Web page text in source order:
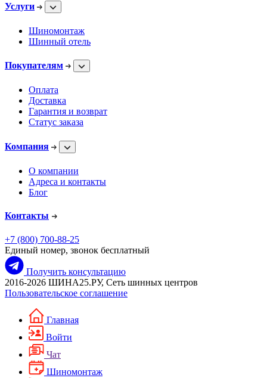
Услуги
Шиномонтаж
Шинный отель
Покупателям
Оплата
Доставка
Гарантия и возврат
Статус заказа
Компания
О компании
Адреса и контакты
Блог
Контакты
+7 (800) 700-88-25
Единый номер, звонок бесплатный
Получить консультацию
2016-2026 ШИНА25.РУ, Сеть шинных центров
Пользовательское соглашение
Главная
Войти
Чат
Шиномонтаж